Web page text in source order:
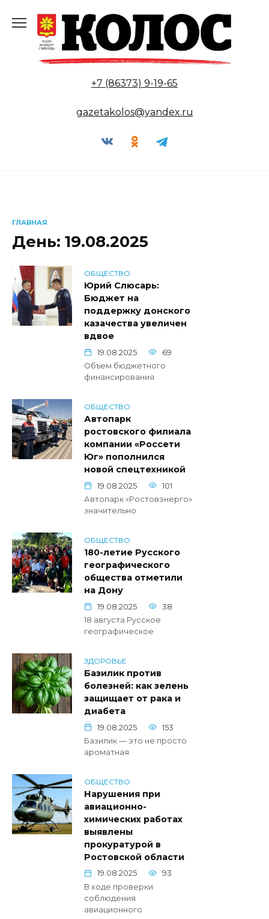
содержанию
+7 (86373) 9-19-65
gazetakolos@yandex.ru
ГЛАВНАЯ
День: 19.08.2025
ОБЩЕСТВО
Юрий Слюсарь:
Бюджет на
поддержку донского
казачества увеличен
вдвое
19.08.2025
69
Объем бюджетного
финансирования
ОБЩЕСТВО
Автопарк
ростовского филиала
компании «Россети
Юг» пополнился
новой спецтехникой
19.08.2025
101
Автопарк «Ростовэнерго»
значительно
ОБЩЕСТВО
180-летие Русского
географического
общества отметили
на Дону
19.08.2025
38
18 августа Русское
географическое
ЗДОРОВЬЕ
Базилик против
болезней: как зелень
защищает от рака и
диабета
19.08.2025
153
Базилик — это не просто
ароматная
ОБЩЕСТВО
Нарушения при
авиационно-
химических работах
выявлены
прокуратурой в
Ростовской области
19.08.2025
93
В ходе проверки
соблюдения
авиационного